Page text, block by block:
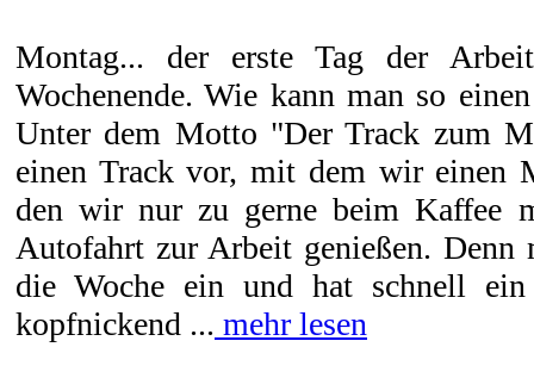
Montag... der erste Tag der
Wochenende. Wie kann man so
Unter dem Motto "Der Track zum
einen Track vor, mit dem wir einen
den wir nur zu gerne beim Kaffee
Autofahrt zur Arbeit genießen.
die Woche ein und hat schnell
kopfnickend ... mehr lesen